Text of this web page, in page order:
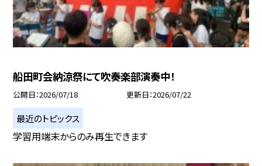
船田町会納涼祭にて吹奏楽部演奏中！
公開日 2026/07/18 更新日 2026/07/22
最近のトピックス
学習用端末からのみ再生できます